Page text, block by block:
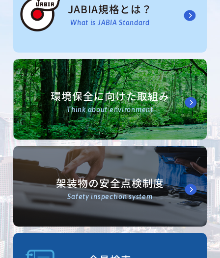
JABIA規格とは？
What is JABIA Standard
環境保全に向けた取組み
Think about environment
架装物の安全点検制度
Safety inspection system